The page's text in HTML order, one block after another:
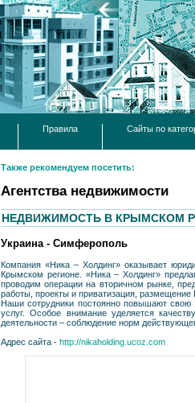
Правила Сайты по
Также рекомендуем посетить:
Агентства недвижимости
НЕДВИЖИМОСТЬ В КРЫМСКОМ
Украина - Симферополь
Компания «Ника – Холдинг» оказывает
Крымском регионе. «Ника – Холдинг»
проводим операции на вторичном рынке,
работы, проекты и приватизация,
Наши сотрудники постоянно повышают
услуг. Особое внимание уделяется
деятельности – соблюдение норм
Адрес сайта - http://nikaholding.ucoz.com